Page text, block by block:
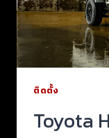
ติดตั้ง
Toyota